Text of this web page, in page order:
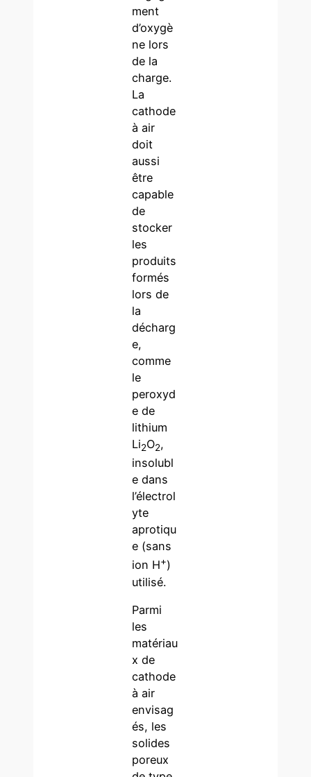
ment
d’oxygè
ne lors
de la
charge.
La
cathode
à air
doit
aussi
être
capable
de
stocker
les
produits
formés
lors de
la
décharg
e,
comme
le
peroxyd
e de
lithium
Li2O2,
insolubl
e dans
l’électrol
yte
aprotiqu
e (sans
ion H+)
utilisé.
Parmi
les
matériau
x de
cathode
à air
envisag
és, les
solides
poreux